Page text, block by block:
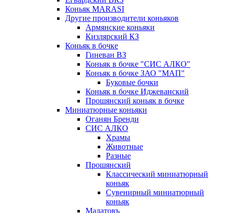
Коньяк MARASI
Другие производители коньяков
Армянские коньяки
Кизлярский КЗ
Коньяк в бочке
Гиневан ВЗ
Коньяк в бочке "СИС АЛКО"
Коньяк в бочке ЗАО "МАП"
Буковые бочки
Коньяк в бочке Иджеванский
Прошянский коньяк в бочке
Миниатюрные коньяки
Оганян Бренди
СИС АЛКО
Храмы
Животные
Разные
Прошянский
Классический миниатюрный
коньяк
Сувенирный миниатюрный
коньяк
Мадатовъ